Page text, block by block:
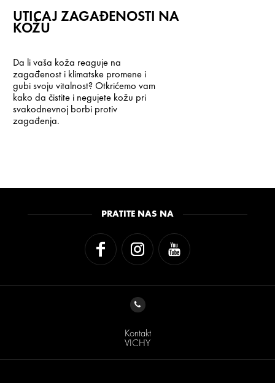
UTICAJ ZAGAĐENOSTI NA
KOŽU
Da li vaša koža reaguje na
zagađenost i klimatske promene i
gubi svoju vitalnost? Otkrićemo vam
kako da čistite i negujete kožu pri
svakodnevnoj borbi protiv
zagađenja.
PRATITE NAS NA
Kontakt
VICHY